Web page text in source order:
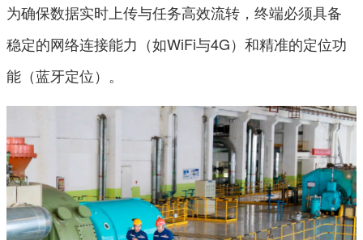
为确保数据实时上传与任务高效流转，终端必须具备
稳定的网络连接能力（如WiFi与4G）和精准的定位功
能（蓝牙定位）。